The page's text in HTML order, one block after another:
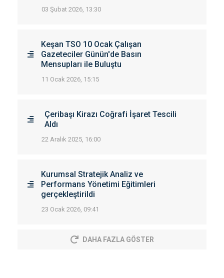
03 Şubat 2026, 13:30
Keşan TSO 10 Ocak Çalışan
Gazeteciler Günün'de Basın
Mensupları ile Buluştu
11 Ocak 2026, 15:15
Çeribaşı Kirazı Coğrafi İşaret Tescili
Aldı
22 Aralık 2025, 16:00
Kurumsal Stratejik Analiz ve
Performans Yönetimi Eğitimleri
gerçekleştirildi
23 Ocak 2026, 09:41
DAHA FAZLA GÖSTER